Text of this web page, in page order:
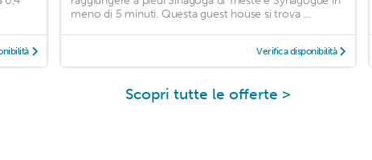
meno di 5 minuti. Questa guest house si trova ...
Verifica disponibilità
Scopri tutte le offerte >